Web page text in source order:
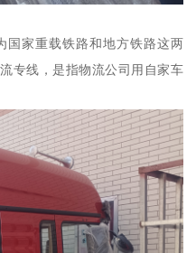
国家重载铁路和地方铁路这两
专线，是指物流公司用自家车